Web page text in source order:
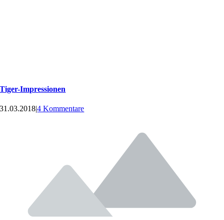
Tiger-Impressionen
31.03.2018|4 Kommentare